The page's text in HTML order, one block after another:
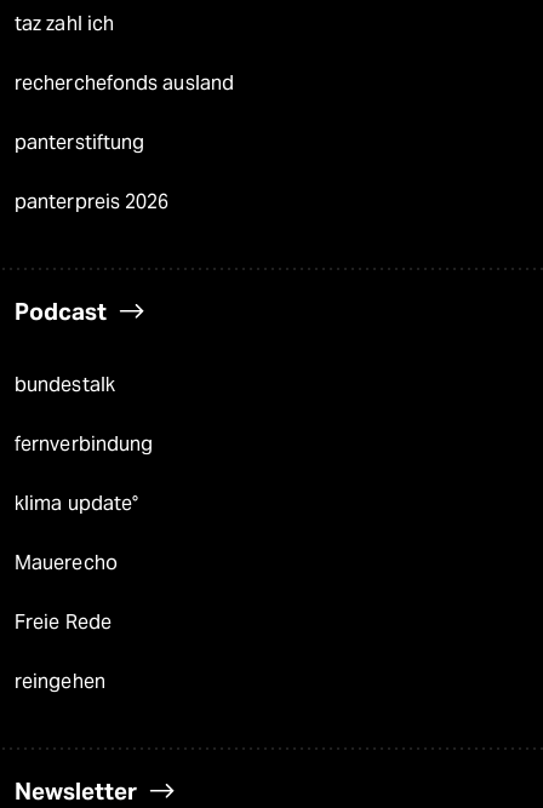
taz zahl ich
recherchefonds ausland
panterstiftung
panterpreis 2026
Podcast
bundestalk
fernverbindung
klima update°
Mauerecho
Freie Rede
reingehen
Newsletter